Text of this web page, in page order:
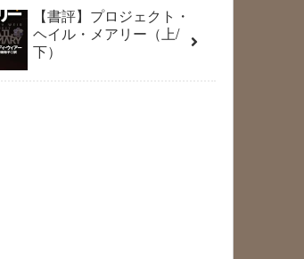
【書評】プロジェクト・
ヘイル・メアリー（上/
下）